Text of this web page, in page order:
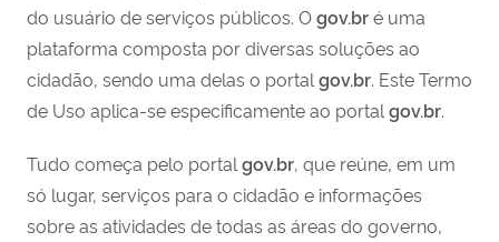
do usuário de serviços públicos. Ogov.bré uma
plataforma composta por diversas soluções ao
cidadão, sendo uma delas o portal gov.br. Este Termo
de Uso aplica-se especificamente ao portal gov.br.
Tudo começa pelo portal gov.br, que reúne, em um
só lugar, serviços para o cidadão e informações
sobre as atividades de todas as áreas do governo,